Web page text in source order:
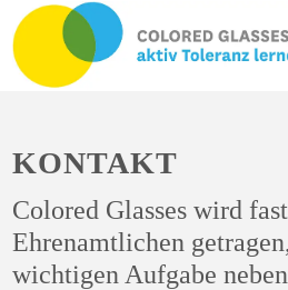
KONTAKT
Colored Glasses wird
Ehrenamtlichen
wichtigen Aufgabe